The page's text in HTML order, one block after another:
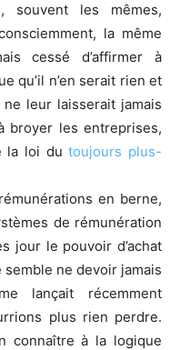
souvent les mêmes,
la même
cessé d’affirmer à
qu’il n’en serait rien et
leur laisserait jamais
broyer les entreprises,
la loi dutoujours plus-
en berne,
de rémunération
jour le pouvoir d’achat
ne devoir jamais
lançait récemment
plus rien perdre.
connaître à la logique